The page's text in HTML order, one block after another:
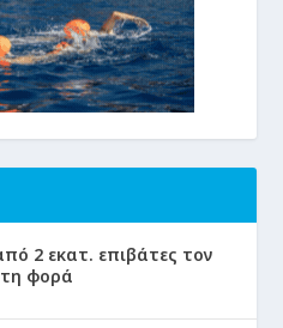
2 εκατ. επιβάτες τον
φορά